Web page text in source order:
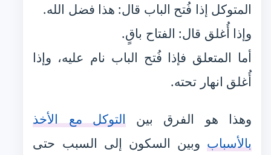
المتوكل إذا فُتح الباب قال: هذا فضل الله.
وإذا أُغلق قال: الفتاح باقٍ.
أما المتعلق فإذا فُتح الباب نام عليه، وإذا
أُغلق انهار تحته.
وهذا هو الفرق بينالتوكل مع الأخذ
بالأسباب وبين السكون إلى السبب حتى